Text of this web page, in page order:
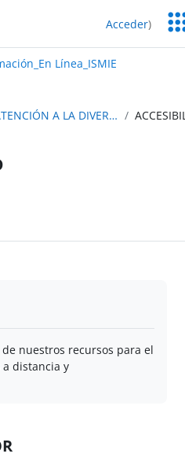
Línea_ISMIE Acceder)
EducaMadrid:Línea_ISMIE
🎨ATENCIÓN A LA DIVERSIDAD
nuestros recursos para el
distancia y